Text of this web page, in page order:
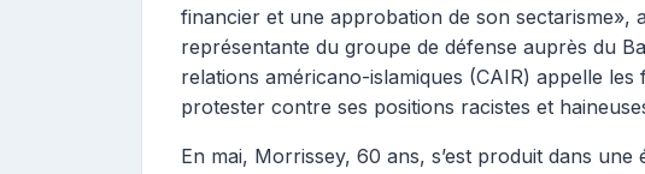
financier et une approbation de son sectarisme»,
représentante du groupe de défense auprès du
relations américano-islamiques (CAIR) appelle
protester contre ses positions racistes et
En mai, Morrissey, 60 ans, s’est produit dans